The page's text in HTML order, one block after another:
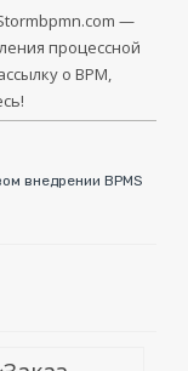
—
процессной
о BPM,
внедрении BPMS